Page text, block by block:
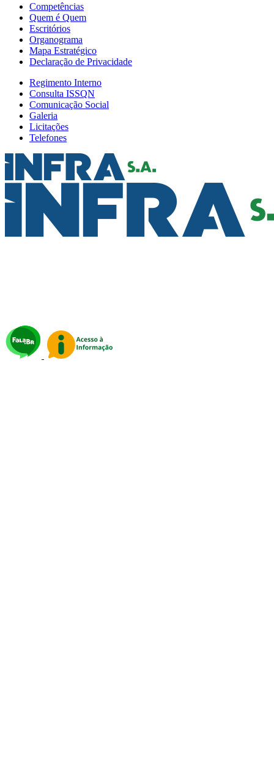
Competências
Quem é Quem
Escritórios
Organograma
Mapa Estratégico
Declaração de Privacidade
Regimento Interno
Consulta ISSQN
Comunicação Social
Galeria
Licitações
Telefones